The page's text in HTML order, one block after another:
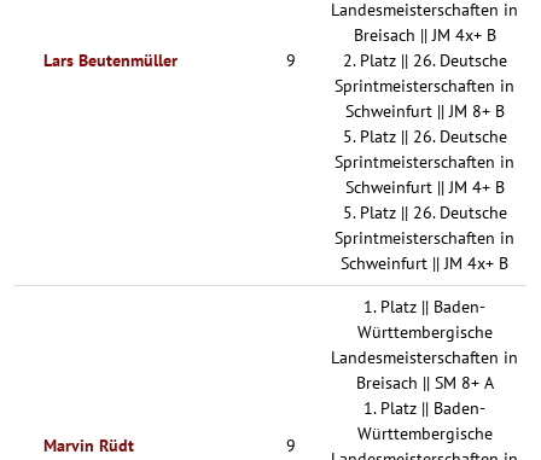
Lars Beutenmüller 9
Landesmeisterschaften in
Breisach || JM 4x+ B
2. Platz || 26. Deutsche
Sprintmeisterschaften in
Schweinfurt || JM 8+ B
5. Platz || 26. Deutsche
Sprintmeisterschaften in
Schweinfurt || JM 4+ B
5. Platz || 26. Deutsche
Sprintmeisterschaften in
Schweinfurt || JM 4x+ B
Marvin Rüdt 9
1. Platz || Baden-
Württembergische
Landesmeisterschaften in
Breisach || SM 8+ A
1. Platz || Baden-
Württembergische